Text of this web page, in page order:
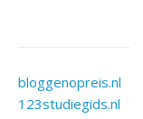
bloggenopreis.nl
123studiegids.nl